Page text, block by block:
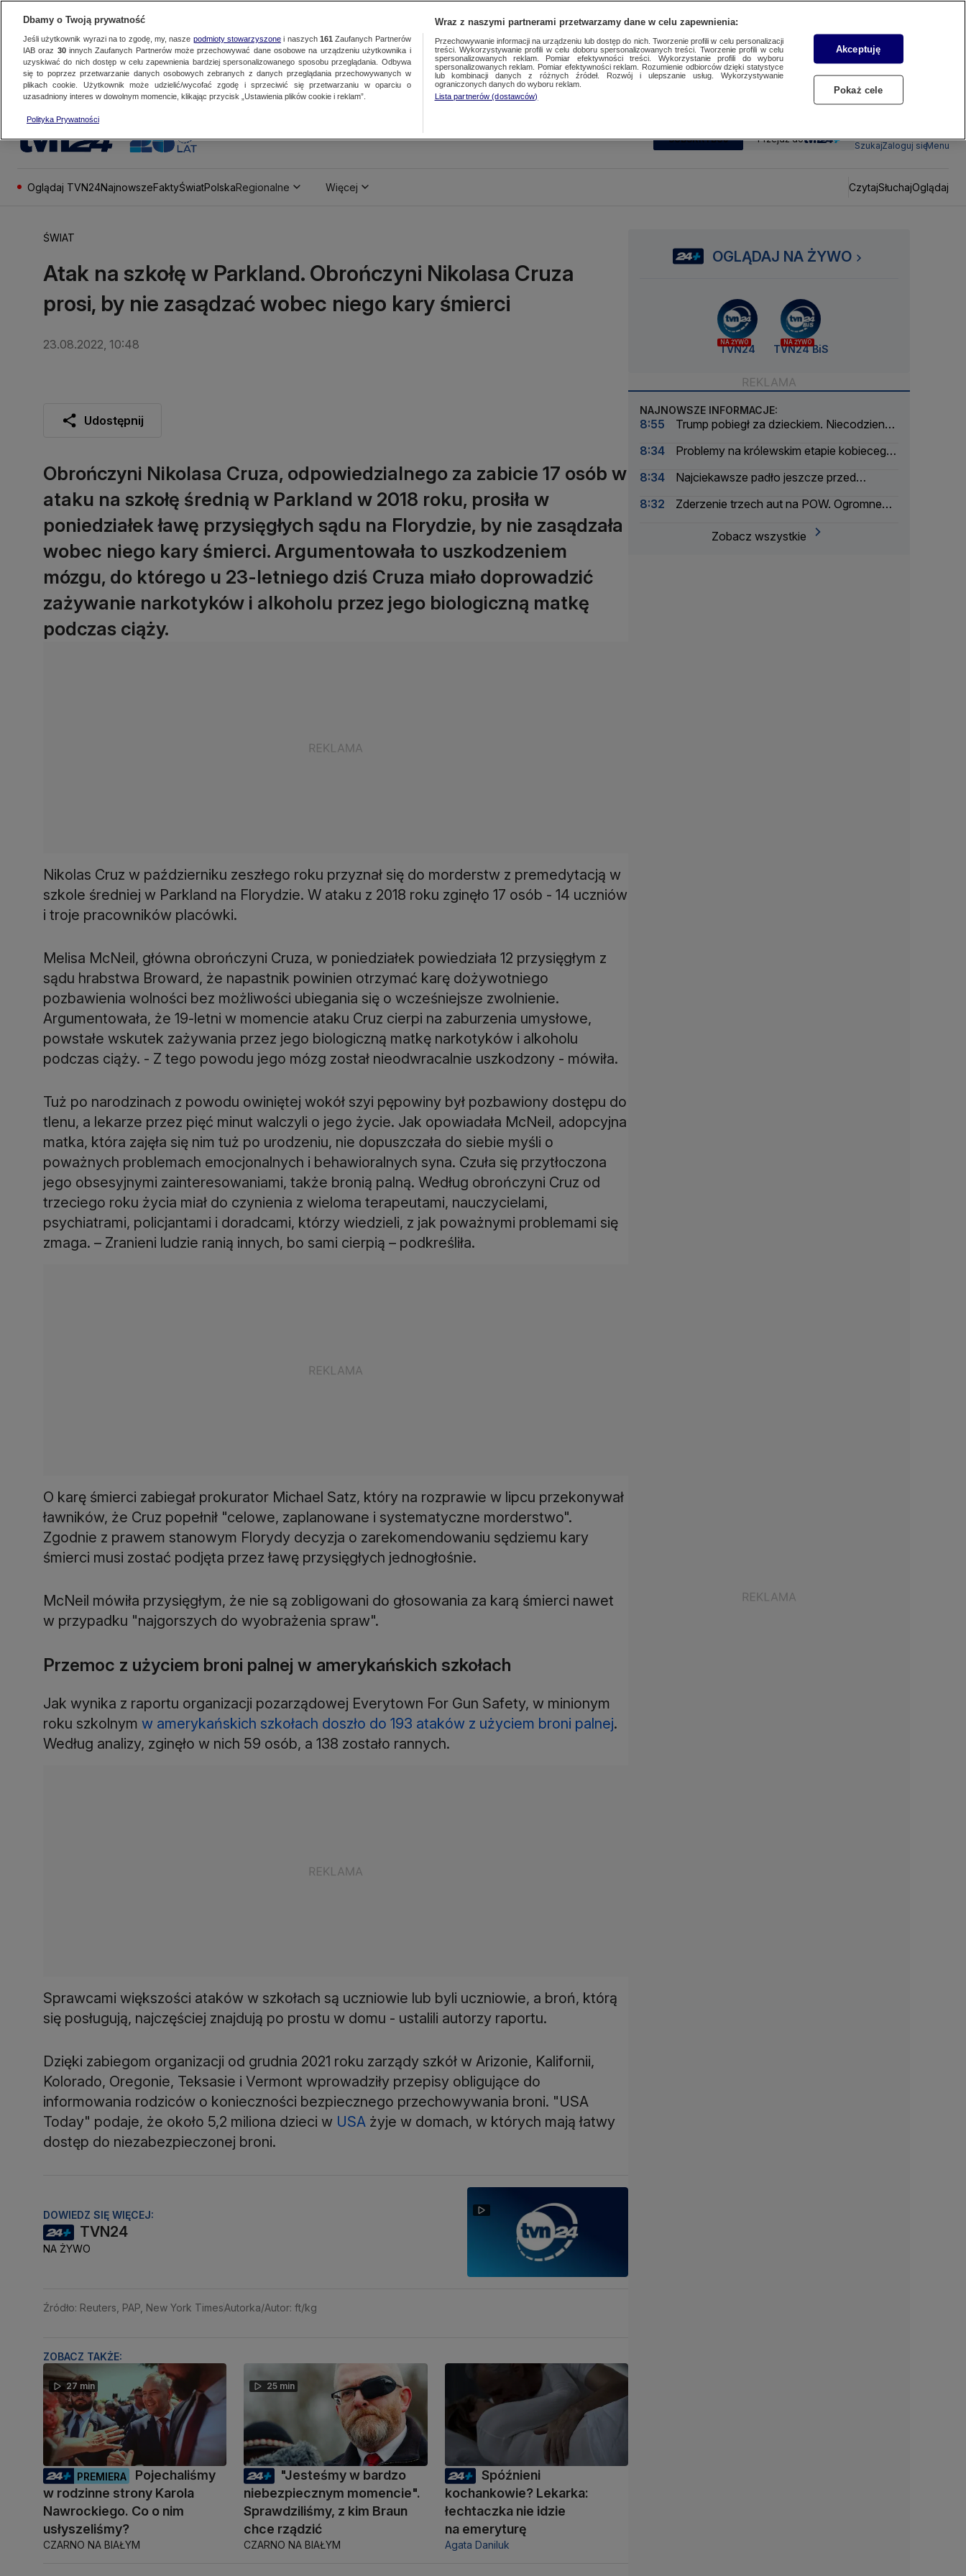
SUBSKRYBUJ Przejdź do
SzukajZaloguj sięMenu
Oglądaj TVN24NajnowszeFaktyŚwiatPolskaRegionalne Więcej CzytajSłuchajOglądaj
ŚWIAT
Atak na szkołę w Parkland. Obrończyni Nikolasa Cruza
prosi, by nie zasądzać wobec niego kary śmierci
23.08.2022, 10:48
Udostępnij
Obrończyni Nikolasa Cruza, odpowiedzialnego za zabicie 17 osób w
ataku na szkołę średnią w Parkland w 2018 roku, prosiła w
poniedziałek ławę przysięgłych sądu na Florydzie, by nie zasądzała
wobec niego kary śmierci. Argumentowała to uszkodzeniem
mózgu, do którego u 23-letniego dziś Cruza miało doprowadzić
zażywanie narkotyków i alkoholu przez jego biologiczną matkę
podczas ciąży.
Nikolas Cruz w październiku zeszłego roku przyznał się do morderstw z premedytacją w
szkole średniej w Parkland na Florydzie. W ataku z 2018 roku zginęło 17 osób - 14 uczniów
i troje pracowników placówki.
Melisa McNeil, główna obrończyni Cruza, w poniedziałek powiedziała 12 przysięgłym z
sądu hrabstwa Broward, że napastnik powinien otrzymać karę dożywotniego
pozbawienia wolności bez możliwości ubiegania się o wcześniejsze zwolnienie.
Argumentowała, że 19-letni w momencie ataku Cruz cierpi na zaburzenia umysłowe,
powstałe wskutek zażywania przez jego biologiczną matkę narkotyków i alkoholu
podczas ciąży. - Z tego powodu jego mózg został nieodwracalnie uszkodzony - mówiła.
Tuż po narodzinach z powodu owiniętej wokół szyi pępowiny był pozbawiony dostępu do
tlenu, a lekarze przez pięć minut walczyli o jego życie. Jak opowiadała McNeil, adopcyjna
matka, która zajęła się nim tuż po urodzeniu, nie dopuszczała do siebie myśli o
poważnych problemach emocjonalnych i behawioralnych syna. Czuła się przytłoczona
jego obsesyjnymi zainteresowaniami, także bronią palną. Według obrończyni Cruz od
trzeciego roku życia miał do czynienia z wieloma terapeutami, nauczycielami,
psychiatrami, policjantami i doradcami, którzy wiedzieli, z jak poważnymi problemami się
zmaga. – Zranieni ludzie ranią innych, bo sami cierpią – podkreśliła.
O karę śmierci zabiegał prokurator Michael Satz, który na rozprawie w lipcu przekonywał
ławników, że Cruz popełnił "celowe, zaplanowane i systematyczne morderstwo".
Zgodnie z prawem stanowym Florydy decyzja o zarekomendowaniu sędziemu kary
śmierci musi zostać podjęta przez ławę przysięgłych jednogłośnie.
McNeil mówiła przysięgłym, że nie są zobligowani do głosowania za karą śmierci nawet
w przypadku "najgorszych do wyobrażenia spraw".
Przemoc z użyciem broni palnej w amerykańskich szkołach
Jak wynika z raportu organizacji pozarządowej Everytown For Gun Safety, w minionym
roku szkolnym w amerykańskich szkołach doszło do 193 ataków z użyciem broni palnej.
Według analizy, zginęło w nich 59 osób, a 138 zostało rannych.
Sprawcami większości ataków w szkołach są uczniowie lub byli uczniowie, a broń, którą
się posługują, najczęściej znajdują po prostu w domu - ustalili autorzy raportu.
Dzięki zabiegom organizacji od grudnia 2021 roku zarządy szkół w Arizonie, Kalifornii,
Kolorado, Oregonie, Teksasie i Vermont wprowadziły przepisy obligujące do
informowania rodziców o konieczności bezpiecznego przechowywania broni. "USA
Today" podaje, że około 5,2 miliona dzieci w USA żyje w domach, w których mają łatwy
dostęp do niezabezpieczonej broni.
DOWIEDZ SIĘ WIĘCEJ:
TVN24
NA ŻYWO
Źródło: Reuters, PAP, New York TimesAutorka/Autor: ft/kg
ZOBACZ TAKŻE:
27 min
PREMIERA
Pojechaliśmy
w rodzinne strony Karola
Nawrockiego. Co o nim
usłyszeliśmy?
CZARNO NA BIAŁYM
25 min
"Jesteśmy w bardzo
niebezpiecznym momencie".
Sprawdziliśmy, z kim Braun
chce rządzić
CZARNO NA BIAŁYM
Spóźnieni
kochankowie? Lekarka:
łechtaczka nie idzie
na emeryturę
Agata Daniluk
OGLĄDAJ NA ŻYWO
NA ŻYWO
TVN24
NA ŻYWO
TVN24 BiS
NAJNOWSZE INFORMACJE:
8:55
Trump pobiegł za dzieckiem. Niecodzienna
8:34
Problemy na królewskim etapie kobiecego
8:34
Najciekawsze padło jeszcze przed
8:32
Zderzenie trzech aut na POW. Ogromne
Zobacz wszystkie
Dbamy o Twoją prywatność
Jeśli użytkownik wyrazi na to zgodę, my, nasze podmioty stowarzyszonei naszych 161 Zaufanych Partnerów
IAB oraz 30innych Zaufanych Partnerów może przechowywać dane osobowe na urządzeniu użytkownika i
uzyskiwać do nich dostęp w celu zapewnienia bardziej spersonalizowanego sposobu przeglądania. Odbywa
się to poprzez przetwarzanie danych osobowych zebranych z danych przeglądania przechowywanych w
plikach cookie. Użytkownik może udzielić/wycofać zgodę i sprzeciwić się przetwarzaniu w oparciu o
uzasadniony interes w dowolnym momencie, klikając przycisk „Ustawienia plików cookie i reklam”.
Polityka Prywatności
Wraz z naszymi partnerami przetwarzamy dane w celu zapewnienia:
Przechowywanie informacji na urządzeniu lub dostęp do nich. Tworzenie profili w celu personalizacji
treści. Wykorzystywanie profili w celu doboru spersonalizowanych treści. Tworzenie profili w celu
spersonalizowanych reklam. Pomiar efektywności treści. Wykorzystanie profili do wyboru
spersonalizowanych reklam. Pomiar efektywności reklam. Rozumienie odbiorców dzięki statystyce
lub kombinacji danych z różnych źródeł. Rozwój i ulepszanie usług. Wykorzystywanie
ograniczonych danych do wyboru reklam.
Lista partnerów (dostawców)
Akceptuję
Pokaż cele